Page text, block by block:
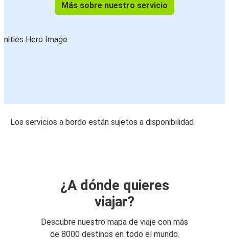
Más sobre nuestro servicio
Los servicios a bordo están sujetos a disponibilidad
¿A dónde quieres
viajar?
Descubre nuestro mapa de viaje con más
de 8000 destinos en todo el mundo.